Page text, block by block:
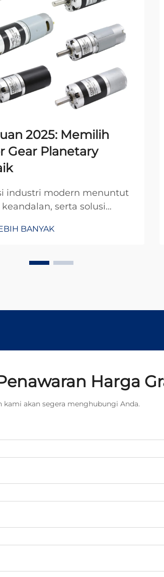
2025: Memilih
Gear Planetary
industri modern menuntut
keandalan, serta solusi
bertahan terhadap
planetary mewakili
BANYAK
Harga
kami akan segera menghubungi Anda.